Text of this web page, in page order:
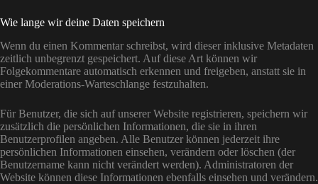
Wie lange wir deine Daten speichern
Wenn du einen Kommentar schreibst, wird dieser inklusive Metadaten
zeitlich unbegrenzt gespeichert. Auf diese Art können wir
Folgekommentare automatisch erkennen und freigeben, anstatt sie in
einer Moderations-Warteschlange festzuhalten.
Für Benutzer, die sich auf unserer Website registrieren, speichern wir
zusätzlich die persönlichen Informationen, die sie in ihren
Benutzerprofilen angeben. Alle Benutzer können jederzeit ihre
persönlichen Informationen einsehen, verändern oder löschen (der
Benutzername kann nicht verändert werden). Administratoren der
Website können diese Informationen ebenfalls einsehen und verändern.